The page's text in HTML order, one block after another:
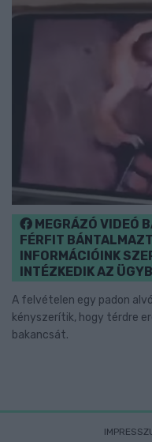
MEGRÁZÓ VIDEÓ
FÉRFIT
INFORMÁCIÓINK
INTÉZKEDIK AZ
A felvételen egy padon
kényszerítik, hogy térdre
bakancsát.